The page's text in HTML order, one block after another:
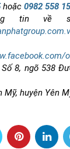
hoặc 0982 558
tin về
8, ngõ 538
huyện Yên